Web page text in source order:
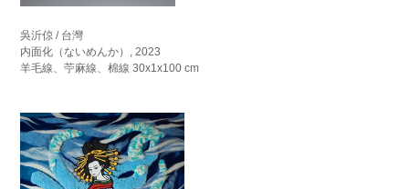
吳沂倞 / 台灣
内面化（ないめんか）, 2023
羊毛線、苧麻線、棉線 30x1x100 cm